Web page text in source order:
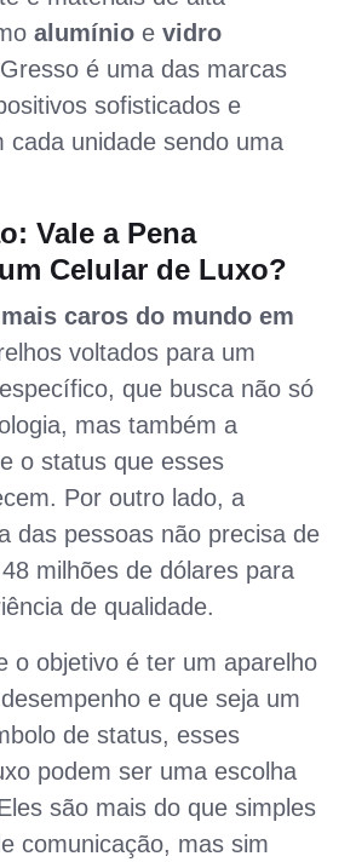
alumínio e vidro
é uma das marcas
sofisticados e
cada unidade sendo uma
Vale a Pena
Celular de Luxo?
caros do mundo em
voltados para um
que busca não só
mas também a
o status que esses
Por outro lado, a
das pessoas não precisa de
milhões de dólares para
de qualidade.
o objetivo é ter um aparelho
e que seja um
de status, esses
podem ser uma escolha
são mais do que simples
comunicação, mas sim